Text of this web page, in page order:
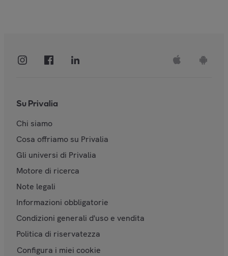
Su Privalia
Chi siamo
Cosa offriamo su Privalia
Gli universi di Privalia
Motore di ricerca
Note legali
Informazioni obbligatorie
Condizioni generali d'uso e vendita
Politica di riservatezza
Configura i miei cookie